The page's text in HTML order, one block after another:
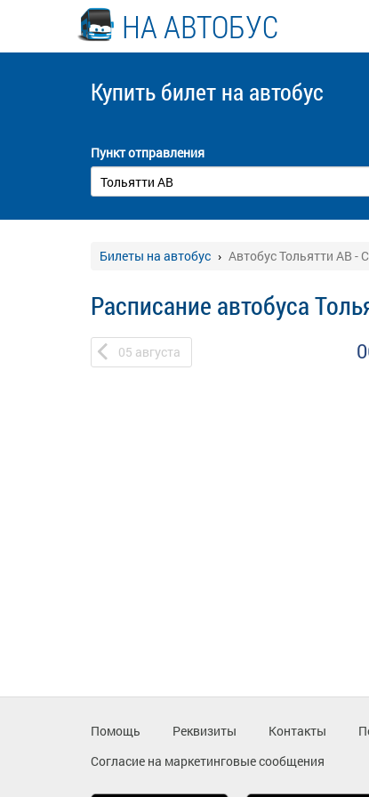
НА АВТОБУС
Купить билет на автобус
Пункт отправления
Билеты на автобус Автобус Тольятти АВ -
Расписание автобуса
05 августа
Помощь Реквизиты Контакты
Согласие на маркетинговые сообщения